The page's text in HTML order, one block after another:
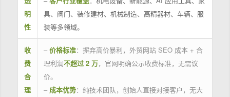
明
性
具、阀门、装修建材、机械制造、高精器材、车辆、服
装等多领域。
收
费
合
理
– 价格标准：摒弃高价暴利，外贸网站 SEO 成本 + 合
理利润不超过 2 万，官网明确公示收费标准，无需议
价。
– 成本优势：纯技术团队，创始人直接对接客户，无大